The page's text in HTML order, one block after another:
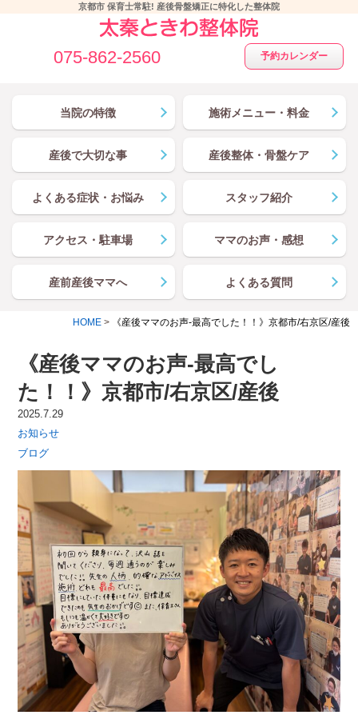
京都市 保育士常駐! 産後骨盤矯正に特化した整体院
075-862-2560 予約カレンダー
当院の特徴 施術メニュー・料金
産後で大切な事 産後整体・骨盤ケア
よくある症状・お悩み スタッフ紹介
アクセス・駐車場 ママのお声・感想
産前産後ママへ よくある質問
HOME > 《産後ママのお声-最高でした！！》京都市/右京区/産後
《産後ママのお声-最高でし
た！！》京都市/右京区/産後
2025.7.29
お知らせ
ブログ